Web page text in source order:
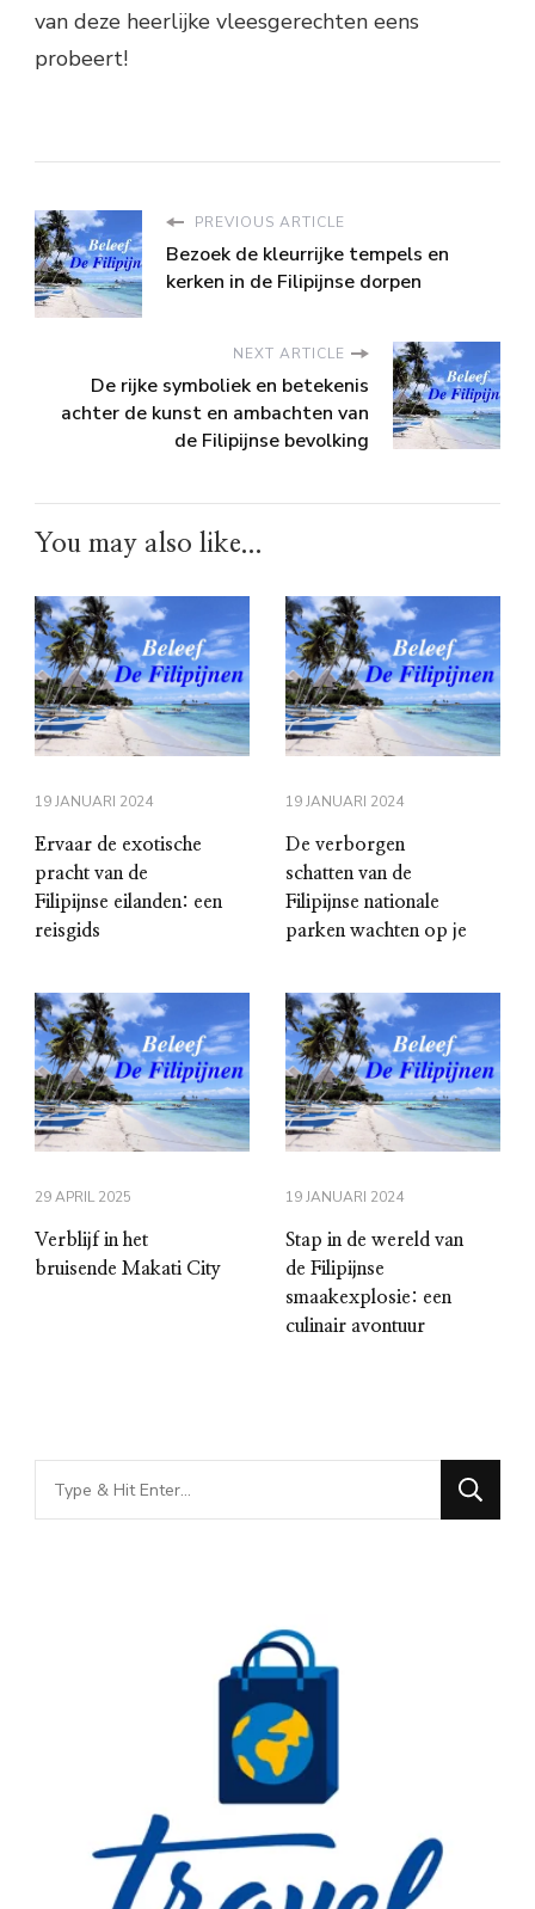
van deze heerlijke vleesgerechten eens
probeert!
PREVIOUS ARTICLE
Bezoek de kleurrijke tempels en
kerken in de Filipijnse dorpen
NEXT ARTICLE
De rijke symboliek en betekenis
achter de kunst en ambachten van
de Filipijnse bevolking
You may also like...
19 JANUARI 2024
Ervaar de exotische
pracht van de
Filipijnse eilanden: een
reisgids
19 JANUARI 2024
De verborgen
schatten van de
Filipijnse nationale
parken wachten op je
29 APRIL 2025
Verblijf in het
bruisende Makati City
19 JANUARI 2024
Stap in de wereld van
de Filipijnse
smaakexplosie: een
culinair avontuur
Looking
for